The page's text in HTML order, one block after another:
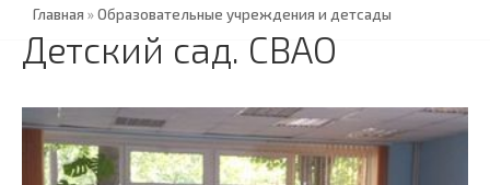
Главная »Образовательные учреждения и детсады
Детский сад. СВАО